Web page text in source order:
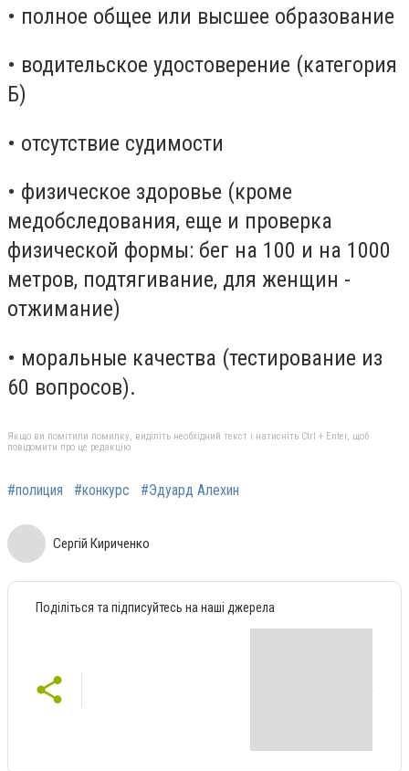
• полное общее или высшее образование
• водительское удостоверение (категория
Б)
• отсутствие судимости
• физическое здоровье (кроме
медобследования, еще и проверка
физической формы: бег на 100 и на 1000
метров, подтягивание, для женщин -
отжимание)
• моральные качества (тестирование из
60 вопросов).
Якщо ви помітили помилку, виділіть необхідний текст і натисніть Ctrl + Enter, щоб
повідомити про це редакцію
#полиция #конкурс #Эдуард Алехин
Сергій Кириченко
Поділіться та підписуйтесь на наші джерела